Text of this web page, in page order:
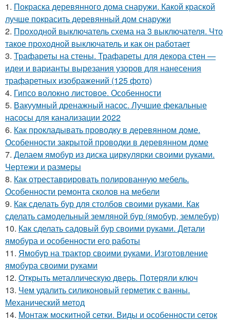
1. Покраска деревянного дома снаружи. Какой краской
лучше покрасить деревянный дом снаружи
2. Проходной выключатель схема на 3 выключателя. Что
такое проходной выключатель и как он работает
3. Трафареты на стены. Трафареты для декора стен —
идеи и варианты вырезания узоров для нанесения
трафаретных изображений (125 фото)
4. Гипсо волокно листовое. Особенности
5. Вакуумный дренажный насос. Лучшие фекальные
насосы для канализации 2022
6. Как прокладывать проводку в деревянном доме.
Особенности закрытой проводки в деревянном доме
7. Делаем ямобур из диска циркулярки своими руками.
Чертежи и размеры
8. Как отреставрировать полированную мебель.
Особенности ремонта сколов на мебели
9. Как сделать бур для столбов своими руками. Как
сделать самодельный земляной бур (ямобур, землебур)
10. Как сделать садовый бур своими руками. Детали
ямобура и особенности его работы
11. Ямобур на трактор своими руками. Изготовление
ямобура своими руками
12. Открыть металлическую дверь. Потеряли ключ
13. Чем удалить силиконовый герметик с ванны.
Механический метод
14. Монтаж москитной сетки. Виды и особенности сеток